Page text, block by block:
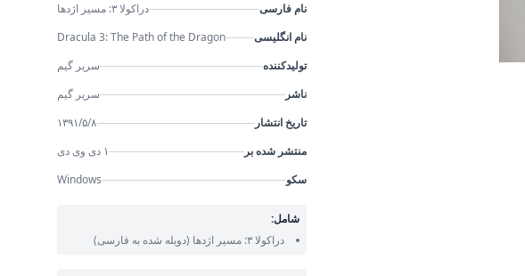
نام فارسی
دراکولا ۳: مسیر اژدها
نام انگلیسی
Dracula 3: The Path of the Dragon
تولیدکننده
سریر گیم
ناشر
سریر گیم
تاریخ انتشار
۱۳۹۱/۵/۸
منتشر شده بر
۱ دی وی دی
سکو
Windows
شامل:
دراکولا ۳: مسیر اژدها
(دوبله شده به فارسی)